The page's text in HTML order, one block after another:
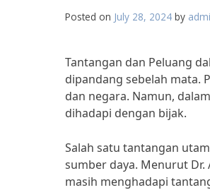
Posted on July 28, 2024 by
Tantangan dan Peluang
dipandang sebelah mata.
dan negara. Namun,
dihadapi dengan bijak.
Salah satu tantangan
sumber daya. Menurut Dr.
masih menghadapi